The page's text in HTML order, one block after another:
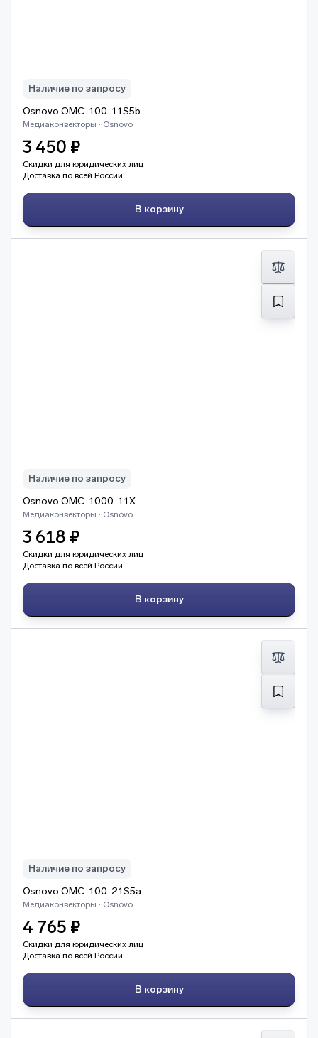
Наличие по запросу
Osnovo OMC-100-11S5b
Медиаконвекторы · Osnovo
3 450 ₽
Скидки для юридических лиц
Доставка по всей России
В корзину
Наличие по запросу
Osnovo OMC-1000-11X
Медиаконвекторы · Osnovo
3 618 ₽
Скидки для юридических лиц
Доставка по всей России
В корзину
Наличие по запросу
Osnovo OMC-100-21S5a
Медиаконвекторы · Osnovo
4 765 ₽
Скидки для юридических лиц
Доставка по всей России
В корзину